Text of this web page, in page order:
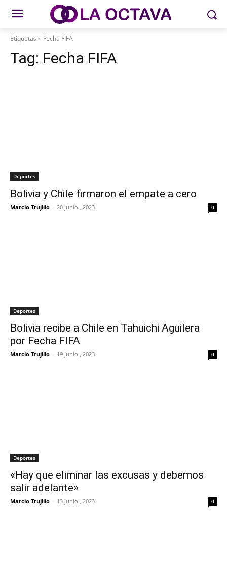
Etiquetas Fecha FIFA
Tag: Fecha FIFA
Deportes
Bolivia y Chile firmaron el empate a cero
Marcio Trujillo - 20 junio , 2023 0
Deportes
Bolivia recibe a Chile en Tahuichi Aguilera
por Fecha FIFA
Marcio Trujillo - 19 junio , 2023 0
Deportes
«Hay que eliminar las excusas y debemos
salir adelante»
Marcio Trujillo - 13 junio , 2023 0